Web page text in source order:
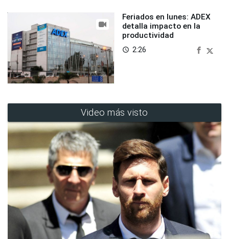
Feriados en lunes: ADEX
detalla impacto en la
productividad
access_time 2:26
Video más visto